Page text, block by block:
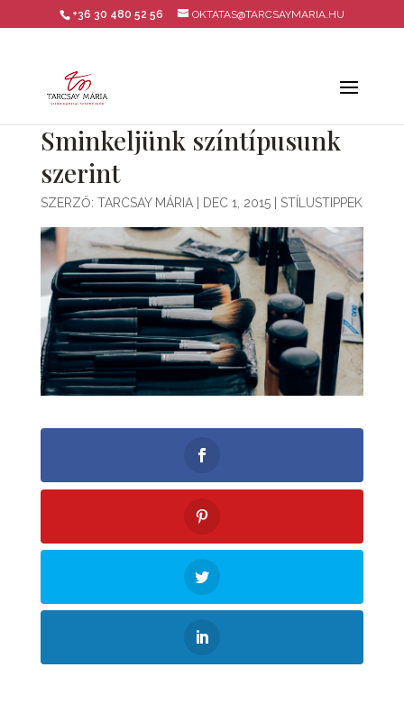
+36 30 480 52 56 OKTATAS@TARCSAYMARIA.HU
Sminkeljünk színtípusunk
szerint
SZERZŐ: TARCSAY MÁRIA| DEC 1, 2015| STÍLUSTIPPEK